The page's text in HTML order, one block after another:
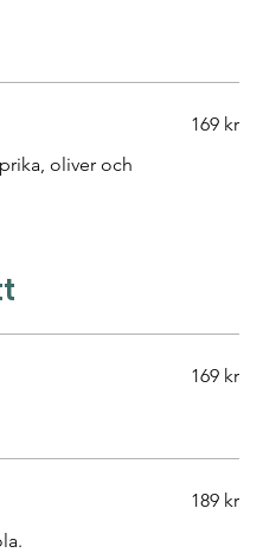
oliver och
169 kr
169 kr
189 kr